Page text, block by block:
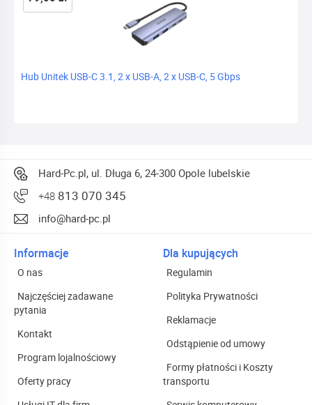
Hub Unitek USB-C 3.1, 2 x USB-A, 2 x USB-C, 5 Gbps
Hard-Pc.pl, ul. Długa 6, 24-300 Opole lubelskie
+48 813 070 345
info@hard-pc.pl
Informacje
O nas
Najczęściej zadawane
pytania
Kontakt
Program lojalnościowy
Oferty pracy
Dla kupujących
Regulamin
Polityka Prywatności
Reklamacje
Odstąpienie od umowy
Formy płatności i Koszty
transportu